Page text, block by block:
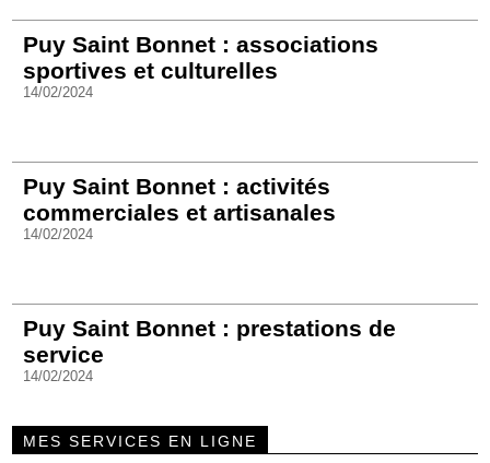
Puy Saint Bonnet : associations
sportives et culturelles
14/02/2024
Puy Saint Bonnet : activités
commerciales et artisanales
14/02/2024
Puy Saint Bonnet : prestations de
service
14/02/2024
MES SERVICES EN LIGNE